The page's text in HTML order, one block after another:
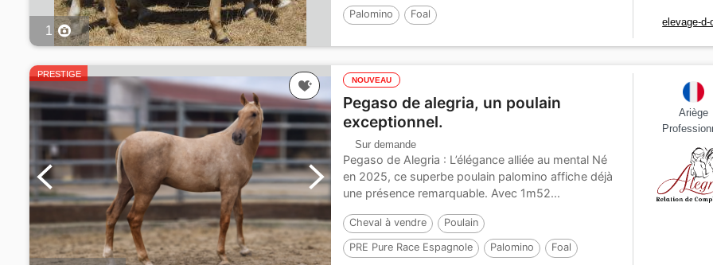
1
Palomino Foal
elevage-d-
PRESTIGE
NOUVEAU
Pegaso de alegria, un poulain
exceptionnel.
Sur demande
Pegaso de Alegria : L’élégance alliée au mental Né
en 2025, ce superbe poulain palomino affiche déjà
une présence remarquable. Avec 1m52...
Cheval à vendre Poulain
PRE Pure Race Espagnole Palomino Foal
Ariège